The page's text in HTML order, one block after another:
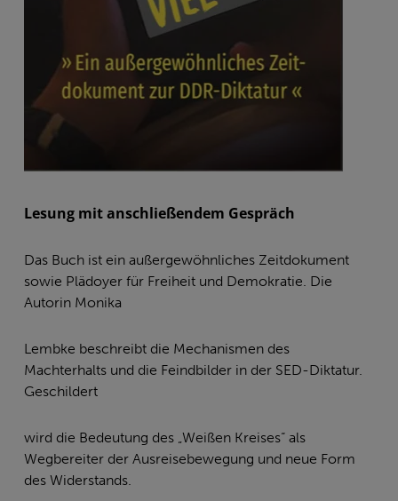
Lesung mit anschließendem Gespräch
Das Buch ist ein außergewöhnliches Zeitdokument
sowie Plädoyer für Freiheit und Demokratie. Die
Autorin Monika
Lembke beschreibt die Mechanismen des
Machterhalts und die Feindbilder in der SED-Diktatur.
Geschildert
wird die Bedeutung des „Weißen Kreises“ als
Wegbereiter der Ausreisebewegung und neue Form
des Widerstands.